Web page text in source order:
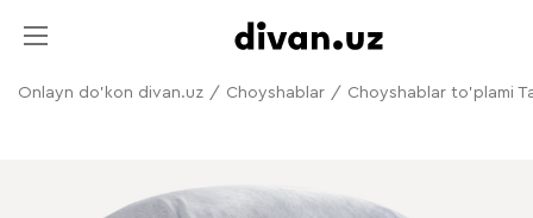
Onlayn do'kon divan.uz / Choyshablar / Choyshablar to'plami